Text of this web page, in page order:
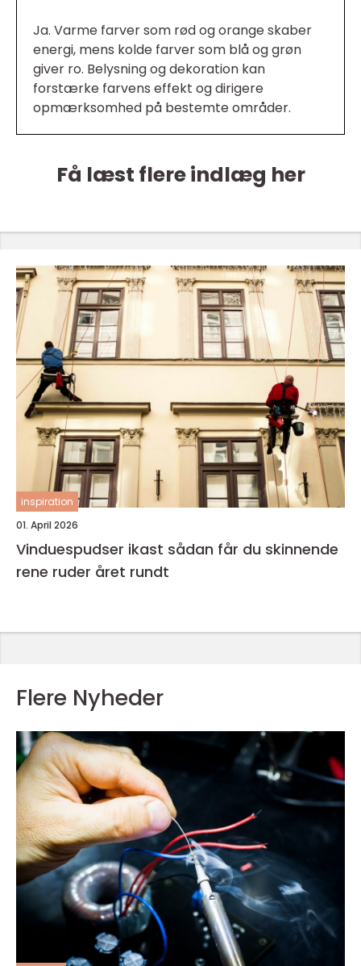
Ja. Varme farver som rød og orange skaber
energi, mens kolde farver som blå og grøn
giver ro. Belysning og dekoration kan
forstærke farvens effekt og dirigere
opmærksomhed på bestemte områder.
Få læst flere indlæg her
inspiration
01. April 2026
Vinduespudser ikast sådan får du skinnende
rene ruder året rundt
Flere Nyheder